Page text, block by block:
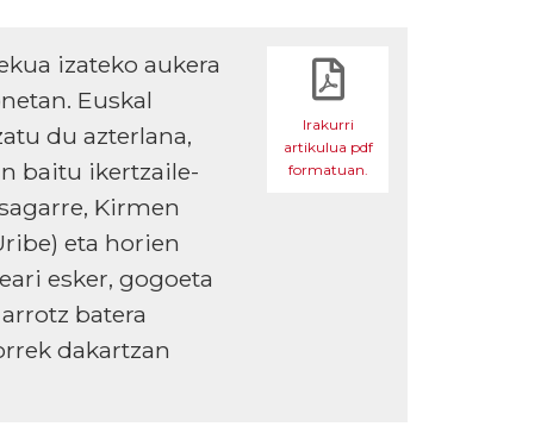
izateko aukera
Euskal
du azterlana,
baitu ikertzaile-
Kirmen
eta horien
esker, gogoeta
batera
dakartzan
Irakurri
artikulua pdf
formatuan.